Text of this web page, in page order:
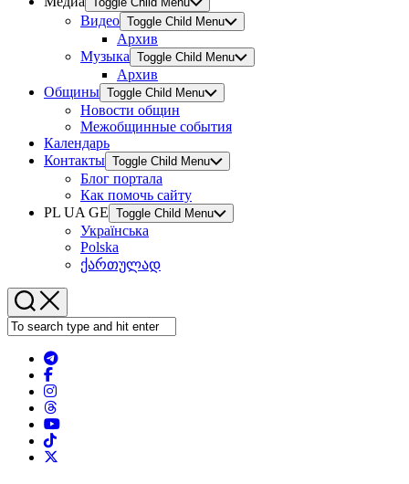
Видео Toggle Child Menu
Архив
Музыка Toggle Child Menu
Архив
Общины Toggle Child Menu
Новости общин
Межобщинные события
Календарь
Контакты Toggle Child Menu
Блог портала
Как помочь сайту
PL UA GE Toggle Child Menu
Українська
Polska
ქართულად